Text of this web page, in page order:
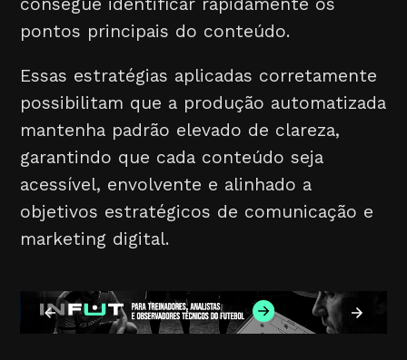
pontos principais do conteúdo.
Essas estratégias aplicadas corretamente
possibilitam que a produção automatizada
mantenha padrão elevado de clareza,
garantindo que cada conteúdo seja
acessível, envolvente e alinhado a
objetivos estratégicos de comunicação e
marketing digital.